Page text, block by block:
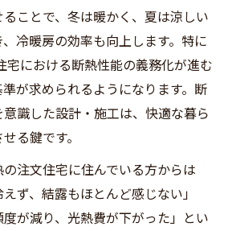
ことで、冬は暖かく、夏は涼しい
冷暖房の効率も向上します。特に
宅における断熱性能の義務化が進む
が求められるようになります。断
識した設計・施工は、快適な暮ら
る鍵です。
注文住宅に住んでいる方からは
ず、結露もほとんど感じない」
度が減り、光熱費が下がった」とい